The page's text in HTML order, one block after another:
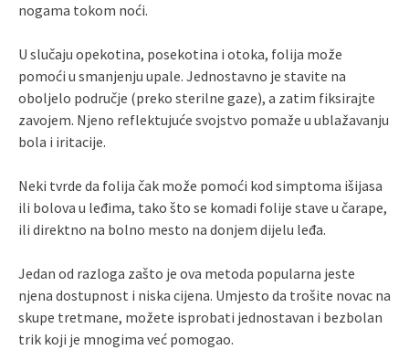
nogama tokom noći.
U slučaju opekotina, posekotina i otoka, folija može
pomoći u smanjenju upale. Jednostavno je stavite na
oboljelo područje (preko sterilne gaze), a zatim fiksirajte
zavojem. Njeno reflektujuće svojstvo pomaže u ublažavanju
bola i iritacije.
Neki tvrde da folija čak može pomoći kod simptoma išijasa
ili bolova u leđima, tako što se komadi folije stave u čarape,
ili direktno na bolno mesto na donjem dijelu leđa.
Jedan od razloga zašto je ova metoda popularna jeste
njena dostupnost i niska cijena. Umjesto da trošite novac na
skupe tretmane, možete isprobati jednostavan i bezbolan
trik koji je mnogima već pomogao.